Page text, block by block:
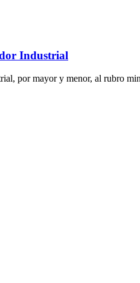
Industrial
por mayor y menor, al rubro